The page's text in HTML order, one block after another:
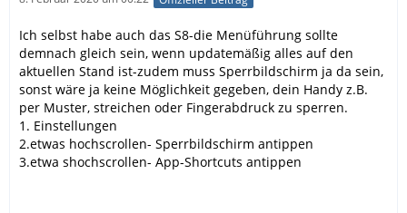
Ich selbst habe auch das S8-die Menüführung sollte
demnach gleich sein, wenn updatemäßig alles auf den
aktuellen Stand ist-zudem muss Sperrbildschirm ja da sein,
sonst wäre ja keine Möglichkeit gegeben, dein Handy z.B.
per Muster, streichen oder Fingerabdruck zu sperren.
1. Einstellungen
2.etwas hochscrollen- Sperrbildschirm antippen
3.etwa shochscrollen- App-Shortcuts antippen